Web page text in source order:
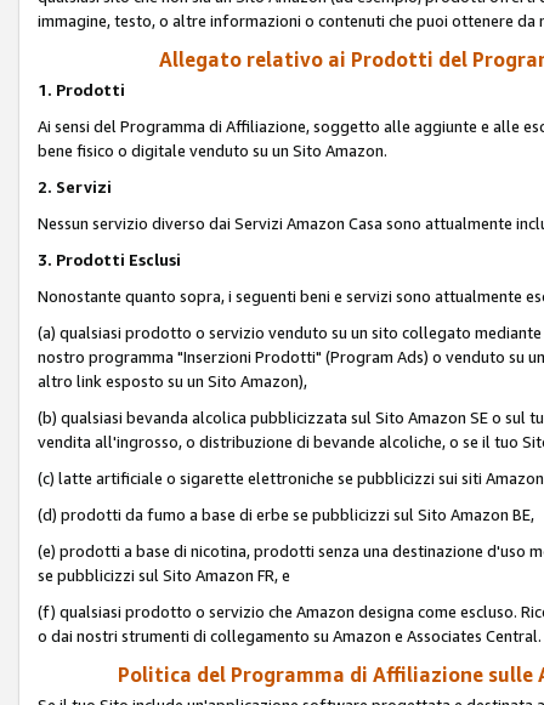
immagine, testo, o altre informazioni o contenuti che puoi ottenere da
Allegato relativo ai Prodotti del
1. Prodotti
Ai sensi del Programma di Affiliazione, soggetto alle aggiunte e alle
bene fisico o digitale venduto su un Sito Amazon.
2. Servizi
Nessun servizio diverso dai Servizi Amazon Casa sono attualmente
3. Prodotti Esclusi
Nonostante quanto sopra, i seguenti beni e servizi sono attualmente
(a) qualsiasi prodotto o servizio venduto su un sito collegato
nostro programma "Inserzioni Prodotti" (Program Ads) o venduto su
altro link esposto su un Sito Amazon),
(b) qualsiasi bevanda alcolica pubblicizzata sul Sito Amazon SE o sul
vendita all'ingrosso, o distribuzione di bevande alcoliche, o se il tuo
(c) latte artificiale o sigarette elettroniche se pubblicizzi sui siti Amazon
(d) prodotti da fumo a base di erbe se pubblicizzi sul Sito Amazon BE,
(e) prodotti a base di nicotina, prodotti senza una destinazione d'uso
se pubblicizzi sul Sito Amazon FR, e
(f) qualsiasi prodotto o servizio che Amazon designa come escluso.
o dai nostri strumenti di collegamento su Amazon e Associates Central.
Politica del Programma di Affiliazione